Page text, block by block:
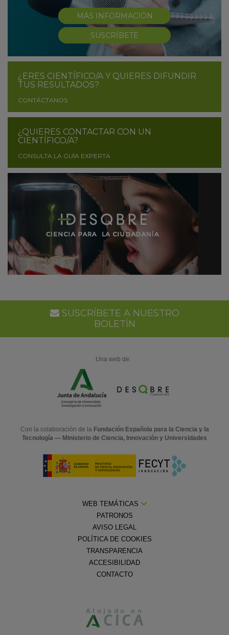
MÁS INFORMACIÓN
SUSCRÍBETE
¿ERES CIENTÍFICO/A Y QUIERES DIFUNDIR
TUS RESULTADOS?
CONTÁCTANOS
¿QUIERES CONTACTAR CON UN
CIENTÍFICO/A?
CONSULTA LA GUÍA EXPERTA
SUSCRÍBETE A NUESTRO
BOLETÍN
Una web de:
Con la colaboración de la Fundación Española para la Ciencia y la
Tecnología — Ministerio de Ciencia, Innovación y Universidades
WEB TEMÁTICAS
PATRONOS
AVISO LEGAL
POLÍTICA DE COOKIES
TRANSPARENCIA
ACCESIBILIDAD
CONTACTO